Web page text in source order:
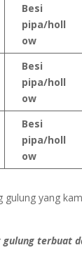
Besi
pipa/holl
ow
Besi
pipa/holl
ow
Besi
pipa/holl
ow
gulung yang
gulung terbuat